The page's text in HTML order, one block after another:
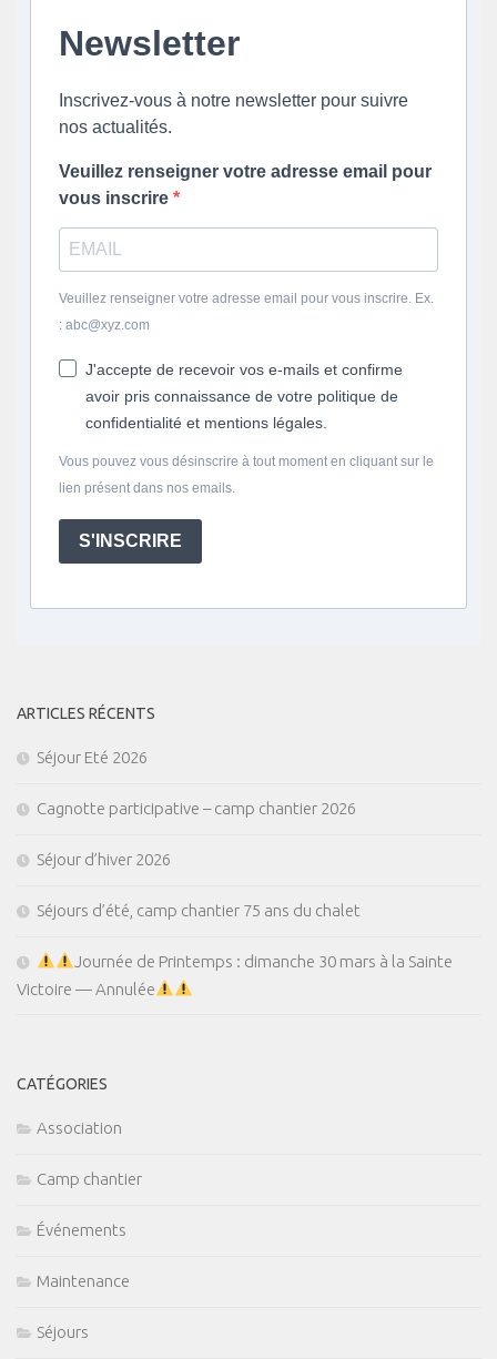
Newsletter
Inscrivez-vous à notre newsletter pour suivre
nos actualités.
Veuillez renseigner votre adresse email pour
vous inscrire
Veuillez renseigner votre adresse email pour vous inscrire. Ex.
: abc@xyz.com
J'accepte de recevoir vos e-mails et confirme
avoir pris connaissance de votre politique de
confidentialité et mentions légales.
Vous pouvez vous désinscrire à tout moment en cliquant sur le
lien présent dans nos emails.
S'INSCRIRE
ARTICLES RÉCENTS
Séjour Eté 2026
Cagnotte participative – camp chantier 2026
Séjour d’hiver 2026
Séjours d’été, camp chantier 75 ans du chalet
Journée de Printemps : dimanche 30 mars à la Sainte
Victoire — Annulée
CATÉGORIES
Association
Camp chantier
Événements
Maintenance
Séjours